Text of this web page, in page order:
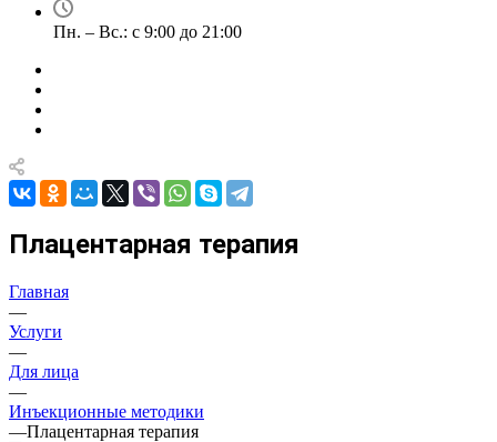
Пн. – Вс.: с 9:00 до 21:00
Плацентарная терапия
Главная
—
Услуги
—
Для лица
—
Инъекционные методики
—Плацентарная терапия